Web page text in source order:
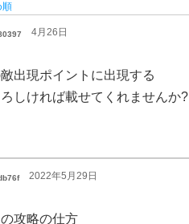
順
4月26日
出現ポイントに出現する
しければ載せてくれませんか?
2022年5月29日
攻略の仕方